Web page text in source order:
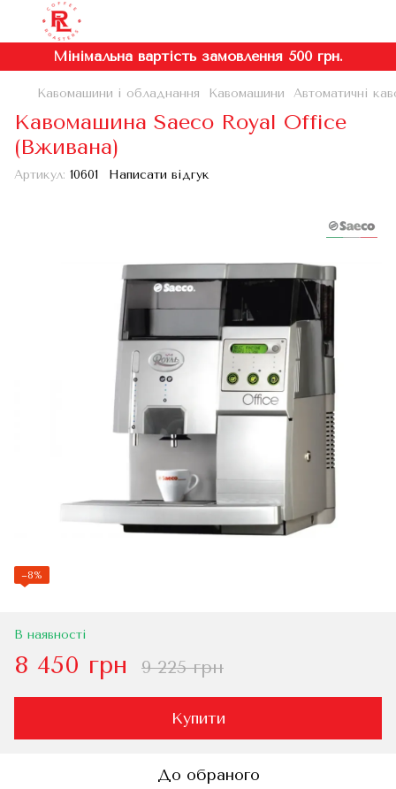
Мінімальна вартість замовлення 500 грн.
Кавомашини і обладнання Кавомашини Автоматичні
Кавомашина Saeco Royal Office
(Вживана)
Артикул: 10601 Написати відгук
−8%
В наявності
8 450 грн 9 225 грн
Купити
До обраного